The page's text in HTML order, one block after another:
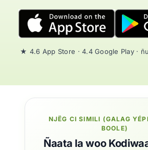
★ 4.6 App Store · 4.4 Google Play ·
NJËG CI SIMILI (GALAG
BOOLE)
Ñaata la woo